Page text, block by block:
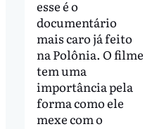
esse é o
documentário
mais caro já feito
na Polônia. O filme
tem uma
importância pela
forma como ele
mexe com o